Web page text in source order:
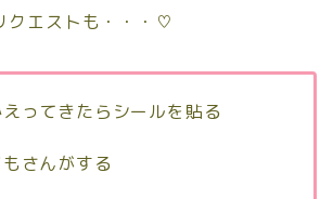
クエストも・・・♡
ってきたらシールを貼る
さんがする